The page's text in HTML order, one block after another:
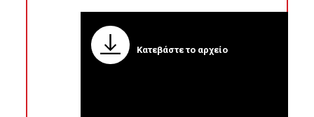
Κατεβάστε το αρχείο